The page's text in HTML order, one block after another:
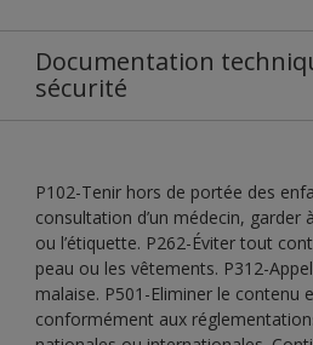
Documentation
sécurité
P102-Tenir hors de portée des
consultation d’un médecin, garder
ou l’étiquette. P262-Éviter tout
peau ou les vêtements. P312-
malaise. P501-Eliminer le contenu
conformément aux